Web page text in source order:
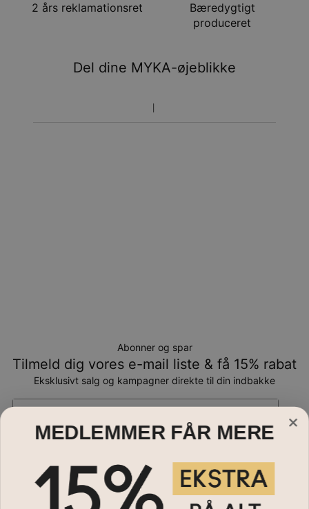
Hastelevering
lør. 15. aug. - man. 17.
aug.
Du vil ikke blive opkrævet yderligere afgifter.
Vær opmærksom på at tidsperioden nævnt ovenfor er
2 års reklamationsret
Bæredygtigt
produceret
Del dine MYKA-øjeblikke
Abonner og spar
Tilmeld dig vores e-mail liste & få 15% rabat
Eksklusivt salg og kampagner direkte til din indbakke
Smykker
MEDLEMMER FÅR MERE